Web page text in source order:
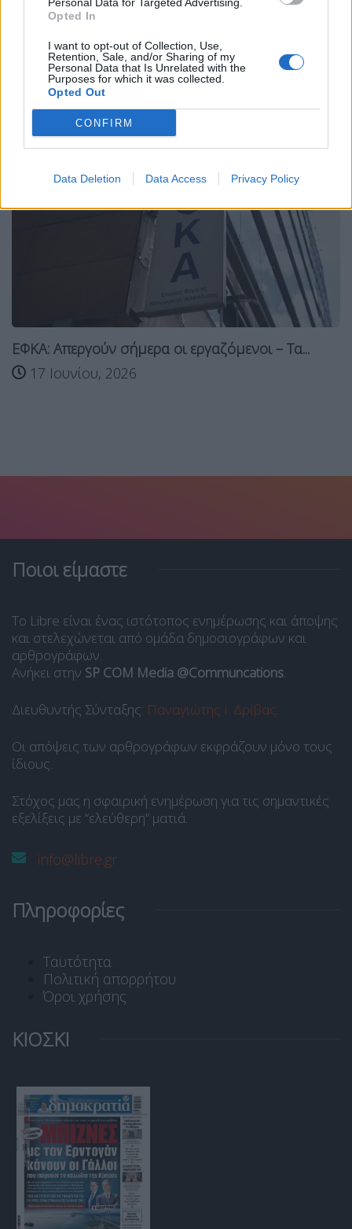
Opted In
I want to opt-out of Collection, Use,
Retention, Sale, and/or Sharing of my
Personal Data that Is Unrelated with the
Purposes for which it was collected.
Opted Out
CONFIRM
Data Deletion Data Access Privacy Policy
Σχετικά Άρθρα
ΕΦΚΑ: Απεργούν σήμερα οι εργαζόμενοι – Τα...
17 Ιουνίου, 2026
Ποιοι είμαστε
Το Libre είναι ένας ιστότοπος ενημέρωσης και άποψης
και στελεχώνεται από ομάδα δημοσιογράφων και
αρθρογράφων.
Ανήκει στην SP COM Media @Communcations.
Διευθυντής Σύνταξης: Παναγιώτης Ι. Δρίβας.
Οι απόψεις των αρθρογράφων εκφράζουν μόνο τους
ίδιους.
Στόχος μας η σφαιρική ενημέρωση για τις σημαντικές
εξελίξεις με “ελεύθερη” ματιά.
info@libre.gr
Πληροφορίες
Ταυτότητα
Πολιτική απορρήτου
Όροι χρήσης
ΚΙΟΣΚΙ